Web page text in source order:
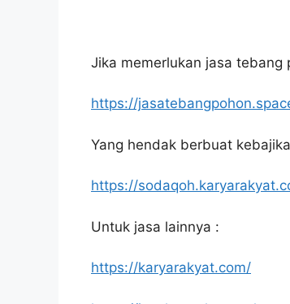
Jika memerlukan jasa tebang
https://
Yang hendak berbuat
https://
Untuk jasa lainnya :
https://karyarakyat.com/